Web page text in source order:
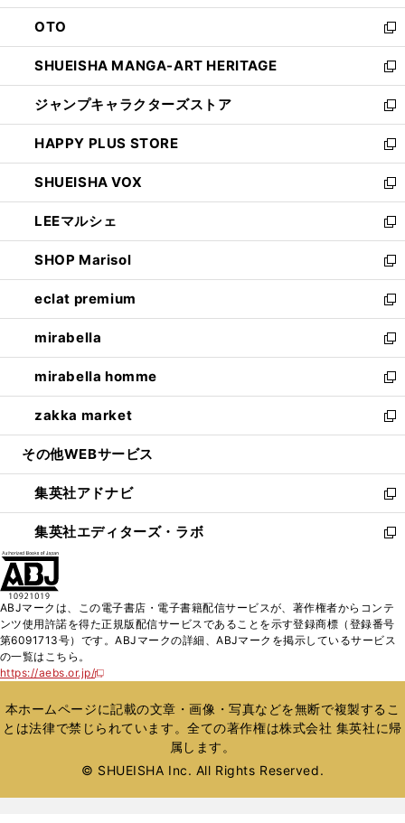
ウ
で
開
く
ン
ド
ウ
で
開
く
OTO
新
し
い
ウ
ィ
ン
ド
ウ
で
開
く
SHUEISHA MANGA-ART HERITAGE
新
し
い
ウ
ィ
ン
ド
ウ
で
開
く
ジャンプキャラクターズストア
新
し
い
ウ
ィ
ン
ド
ウ
で
開
く
HAPPY PLUS STORE
新
し
い
ウ
ィ
ン
ド
ウ
で
開
く
SHUEISHA VOX
新
し
い
ウ
ィ
ン
ド
ウ
で
開
く
LEEマルシェ
新
し
い
ウ
ィ
ン
ド
ウ
で
開
く
SHOP Marisol
新
し
い
ウ
ィ
ン
ド
ウ
で
開
eclat premium
新
し
い
ウ
ィ
ン
ド
ウ
開
く
mirabella
新
し
い
ウ
ィ
ン
ウ
で
開
く
mirabella homme
新
し
い
ウ
ン
ド
ウ
で
zakka market
新
し
ウ
ィ
ン
ド
く
その他WEBサービス
集英社アドナビ
新
し
い
ド
ウ
で
集英社エディターズ・ラボ
新
ィ
ン
ド
開
く
ABJマークは、この電子書店・電子書籍配信サービスが、著作権者からコンテ
ンツ使用許諾を得た正規版配信サービスであることを示す登録商標（登録番号
第6091713号）です。ABJマークの詳細、ABJマークを掲示しているサービス
の一覧はこちら。
https://aebs.or.jp/
新
い
ウ
ィ
ウ
本ホームページに記載の文章・画像・写真などを無断で複製するこ
とは法律で禁じられています。全ての著作権は株式会社 集英社に帰
属します。
© SHUEISHA Inc. All Rights Reserved.